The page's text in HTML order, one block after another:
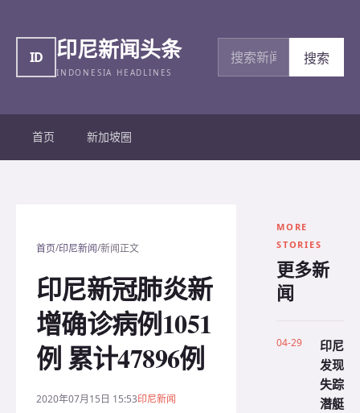
ID 印尼新闻头条
INDONESIA HEADLINES
搜索新闻
搜索
首页 新加坡圈
首页/印尼新闻/新闻正文
印尼新冠肺炎新
增确诊病例1051
例 累计47896例
2020年07月15日 15:53印尼新闻
MORE
STORIES
更多新
闻
04-29
印尼
发现
失踪
潜艇